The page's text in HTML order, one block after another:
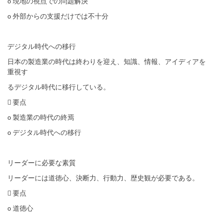
o 外部からの支援だけでは不十分
デジタル時代への移行
日本の製造業の時代は終わりを迎え、知識、情報、アイディアを
重視す
るデジタル時代に移行している。
 要点
o 製造業の時代の終焉
o デジタル時代への移行
リーダーに必要な素質
リーダーには道徳心、決断力、行動力、歴史観が必要である。
 要点
o 道徳心